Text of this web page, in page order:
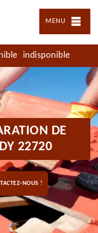
MENU
indisponible
DE
22720
NOUS !